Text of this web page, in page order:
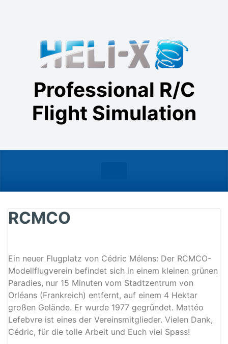
Professional R/C
Flight Simulation
RCMCO
Ein neuer Flugplatz von Cédric Mélens: Der RCMCO-
Modellflugverein befindet sich in einem kleinen grünen
Paradies, nur 15 Minuten vom Stadtzentrum von
Orléans (Frankreich) entfernt, auf einem 4 Hektar
großen Gelände. Er wurde 1977 gegründet. Mattéo
Lefebvre ist eines der Vereinsmitglieder. Vielen Dank,
Cédric, für die tolle Arbeit und Euch viel Spass!